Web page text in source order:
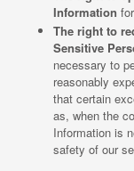
Information
The right to
Sensitive
necessary to
reasonably
that certain
as, when the
Information is
safety of our